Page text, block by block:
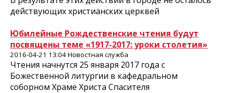
действующих христианских церквей
Юбилейные Рождественские чтения будут
посвящены теме «1917-2017: уроки столетия»
2016-04-21 13:04 Новостная служба
Чтения начнутся 25 января 2017 года с
Божественной литургии в кафедральном
соборном Храме Христа Спасителя